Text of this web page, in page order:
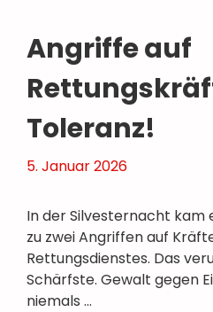
Angriffe auf
Toleranz!
5. Januar 2026
In der Silvesternacht kam
zu zwei Angriffen auf
Rettungsdienstes. Das
Schärfste. Gewalt gegen
niemals …